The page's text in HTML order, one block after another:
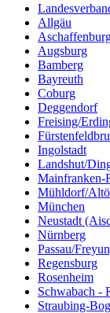
Allgäu
Augsburg
Bamberg
Bayreuth
Coburg
Deggendorf
Freising/
Ingolstadt
Landshut/
Mainfranken-
Mühldorf/
München
Neustadt
Nürnberg
Passau/
Regensburg
Rosenheim
Schwabach -
Straubing-